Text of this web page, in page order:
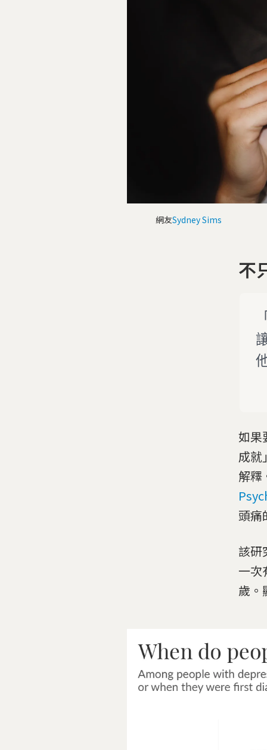
網友Sydney Sims
不
如果
成就
解釋
頭痛
該研
一次
歲。